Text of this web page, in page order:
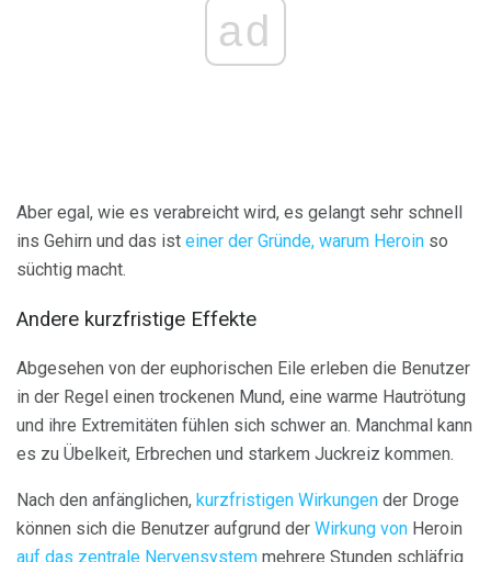
ad
Aber egal, wie es verabreicht wird, es gelangt sehr schnell
ins Gehirn und das ist einer der Gründe, warum Heroin so
süchtig macht.
Andere kurzfristige Effekte
Abgesehen von der euphorischen Eile erleben die Benutzer
in der Regel einen trockenen Mund, eine warme Hautrötung
und ihre Extremitäten fühlen sich schwer an. Manchmal kann
es zu Übelkeit, Erbrechen und starkem Juckreiz kommen.
Nach den anfänglichen, kurzfristigen Wirkungen der Droge
können sich die Benutzer aufgrund der Wirkung von Heroin
auf das zentrale Nervensystem mehrere Stunden schläfrig